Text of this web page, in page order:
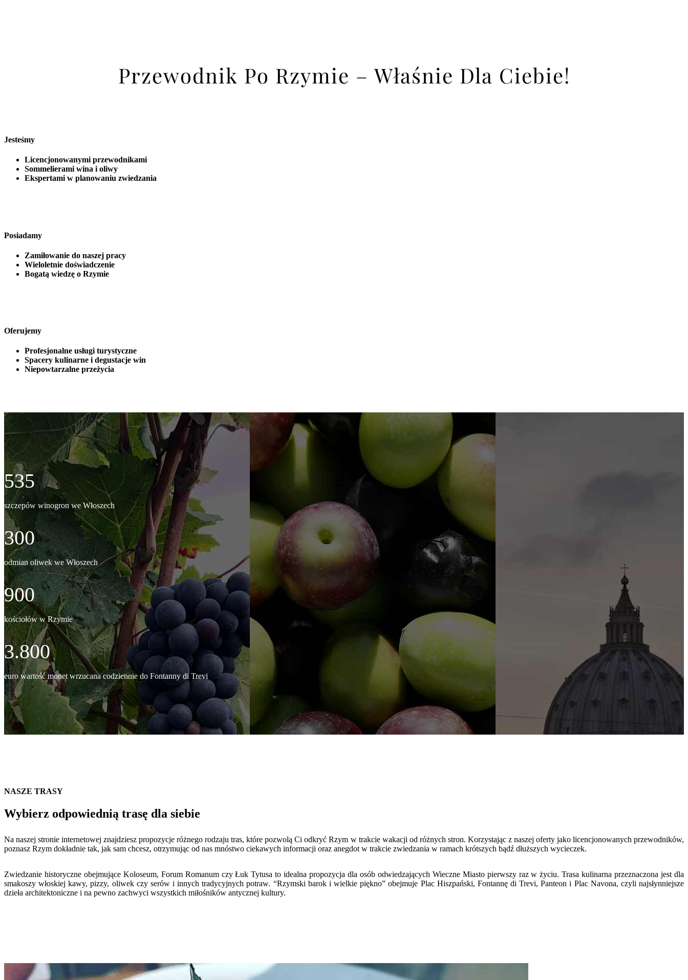
Przewodnik Po Rzymie – Właśnie Dla Ciebie!
Jesteśmy
Licencjonowanymi przewodnikami
Sommelierami wina i oliwy
Ekspertami w planowaniu zwiedzania
Posiadamy
Zamiłowanie do naszej pracy
Wieloletnie doświadczenie
Bogatą wiedzę o Rzymie
Oferujemy
Profesjonalne usługi turystyczne
Spacery kulinarne i degustacje win
Niepowtarzalne przeżycia
535
szczepów winogron we Włoszech
300
odmian oliwek we Włoszech
900
kościołów w Rzymie
3.800
euro wartość monet wrzucana codziennie do Fontanny di Trevi
NASZE TRASY
Wybierz odpowiednią trasę dla siebie
Na naszej stronie internetowej znajdziesz propozycje różnego rodzaju tras, które pozwolą Ci odkryć Rzym w trakcie wakacji od różnych stron. Korzystając z naszej oferty jako licencjonowanych przewodników,
poznasz Rzym dokładnie tak, jak sam chcesz, otrzymując od nas mnóstwo ciekawych informacji oraz anegdot w trakcie zwiedzania w ramach krótszych bądź dłuższych wycieczek.
Zwiedzanie historyczne obejmujące Koloseum, Forum Romanum czy Łuk Tytusa to idealna propozycja dla osób odwiedzających Wieczne Miasto pierwszy raz w życiu. Trasa kulinarna przeznaczona jest dla
smakoszy włoskiej kawy, pizzy, oliwek czy serów i innych tradycyjnych potraw. “Rzymski barok i wielkie piękno” obejmuje Plac Hiszpański, Fontannę di Trevi, Panteon i Plac Navona, czyli najsłynniejsze
dzieła architektoniczne i na pewno zachwyci wszystkich miłośników antycznej kultury.